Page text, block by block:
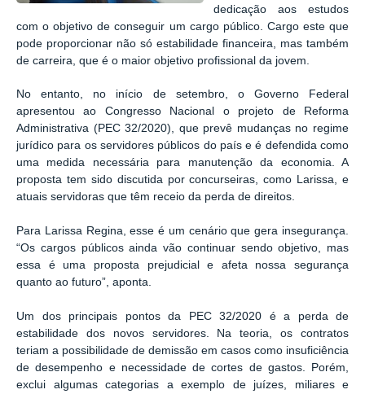
dedicação aos estudos
com o objetivo de conseguir um cargo público. Cargo este que
pode proporcionar não só estabilidade financeira, mas também
de carreira, que é o maior objetivo profissional da jovem.
No entanto, no início de setembro, o Governo Federal
apresentou ao Congresso Nacional o projeto de Reforma
Administrativa (PEC 32/2020), que prevê mudanças no regime
jurídico para os servidores públicos do país e é defendida como
uma medida necessária para manutenção da economia. A
proposta tem sido discutida por concurseiras, como Larissa, e
atuais servidoras que têm receio da perda de direitos.
Para Larissa Regina, esse é um cenário que gera insegurança.
“Os cargos públicos ainda vão continuar sendo objetivo, mas
essa é uma proposta prejudicial e afeta nossa segurança
quanto ao futuro”, aponta.
Um dos principais pontos da PEC 32/2020 é a perda de
estabilidade dos novos servidores. Na teoria, os contratos
teriam a possibilidade de demissão em casos como insuficiência
de desempenho e necessidade de cortes de gastos. Porém,
exclui algumas categorias a exemplo de juízes, miliares e